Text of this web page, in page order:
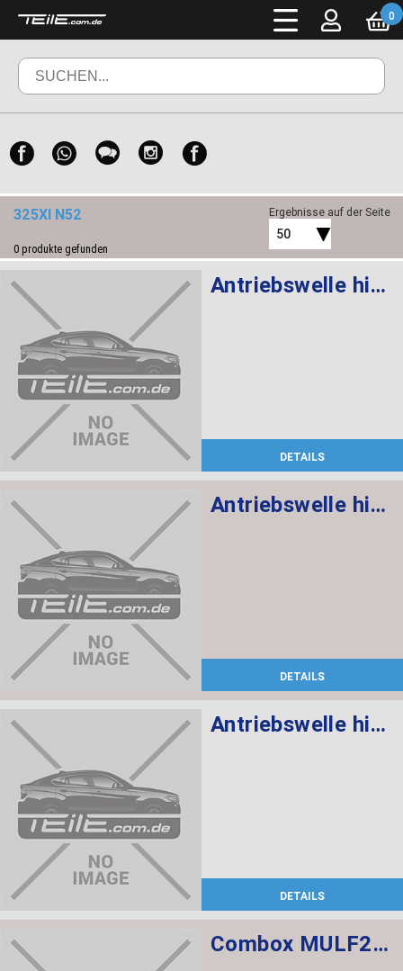
0
325XI N52
0 produkte gefunden
Ergebnisse auf der Seite
50
Antriebswelle hinten rechts
DETAILS
Antriebswelle hinten rechts
DETAILS
Antriebswelle hinten links
DETAILS
Combox MULF2 High Basis SVS